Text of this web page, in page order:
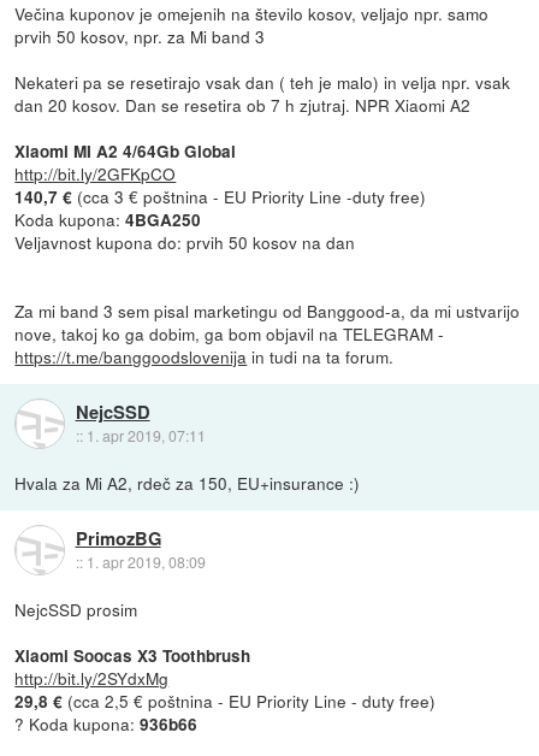
Večina kuponov je omejenih na število kosov, veljajo npr. samo
prvih 50 kosov, npr. za Mi band 3
Nekateri pa se resetirajo vsak dan ( teh je malo) in velja npr. vsak
dan 20 kosov. Dan se resetira ob 7 h zjutraj. NPR Xiaomi A2
Xiaomi MI A2 4/64Gb Global
http://bit.ly/2GFKpCO
140,7 € (cca 3 € poštnina - EU Priority Line -duty free)
Koda kupona:4BGA250
Veljavnost kupona do: prvih 50 kosov na dan
Za mi band 3 sem pisal marketingu od Banggood-a, da mi ustvarijo
nove, takoj ko ga dobim, ga bom objavil na TELEGRAM -
https://t.me/banggoodslovenija in tudi na ta forum.
NejcSSD
:: 1. apr 2019, 07:11
Hvala za Mi A2, rdeč za 150, EU+insurance :)
PrimozBG
:: 1. apr 2019, 08:09
NejcSSD prosim
Xiaomi Soocas X3 Toothbrush
http://bit.ly/2SYdxMg
29,8 € (cca 2,5 € poštnina - EU Priority Line - duty free)
? Koda kupona:936b66